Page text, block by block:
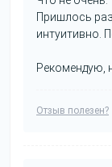
Пришлось
интуитивно.
Рекомендую,
Отзыв полезен?